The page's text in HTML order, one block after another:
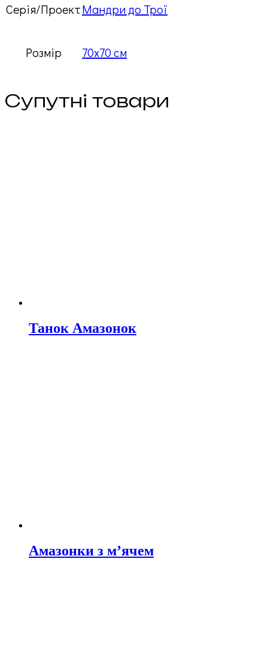
Серія/ПроектМандри до Трої
Розмір 70х70 см
Супутні товари
Танок Амазонок
Амазонки з м’ячем